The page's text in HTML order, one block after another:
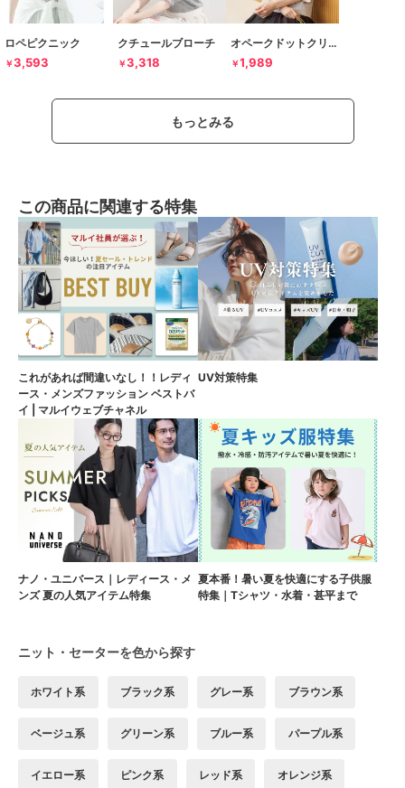
ロペピクニック
￥3,593
クチュールブローチ
￥3,318
オペークドットクリップ
￥1,989
もっとみる
この商品に関連する特集
これがあれば間違いなし！！レディ
ース・メンズファッション ベストバ
イ | マルイウェブチャネル
UV対策特集
ナノ・ユニバース｜レディース・メ
ンズ 夏の人気アイテム特集
夏本番！暑い夏を快適にする子供服
特集｜Tシャツ・水着・甚平まで
ニット・セーターを色から探す
ホワイト系 ブラック系 グレー系 ブラウン系
ベージュ系 グリーン系 ブルー系 パープル系
イエロー系 ピンク系 レッド系 オレンジ系